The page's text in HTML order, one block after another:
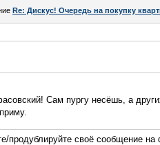
Re: Дискус! Очередь на покупку
Сам пургу несёшь, а
продублируйте своё сообщение